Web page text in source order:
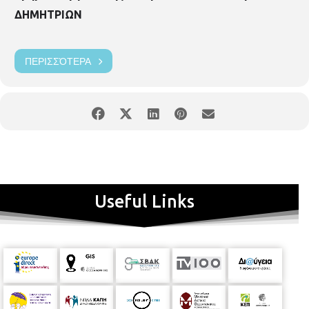
ΔΗΜΗΤΡΙΩΝ
ΠΕΡΙΣΣΌΤΕΡΑ
Useful Links